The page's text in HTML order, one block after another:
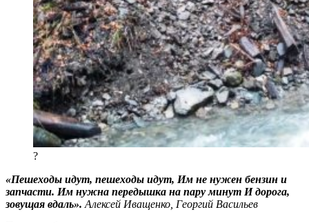
?
«Пешеходы идут, пешеходы идут, Им не нужен бензин и
запчасти. Им нужна передышка на пару минут И дорога,
зовущая вдаль». Алексей Иващенко, Георгий Васильев